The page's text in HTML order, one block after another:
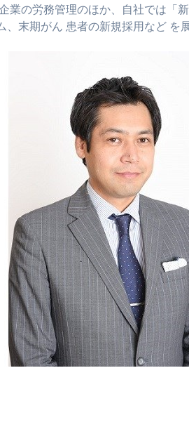
業の労務管理のほか、自社では「
末期がん 患者の新規採用など を